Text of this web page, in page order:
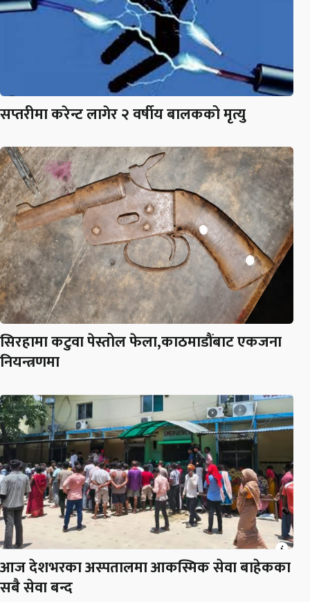
सप्तरीमा करेन्ट लागेर २ वर्षीय बालकको मृत्यु
सिरहामा कटुवा पेस्तोल फेला,काठमाडौंबाट एकजना
नियन्त्रणमा
आज देशभरका अस्पतालमा आकस्मिक सेवा बाहेकका
सबै सेवा बन्द